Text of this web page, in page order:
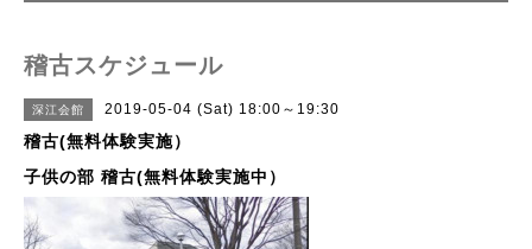
稽古スケジュール
深江会館 2019-05-04 (Sat) 18:00～19:30
稽古(無料体験実施）
子供の部 稽古(無料体験実施中）